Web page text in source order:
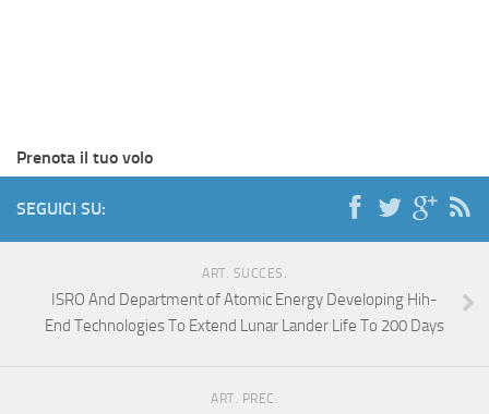
Prenota il tuo volo
SEGUICI SU:
ART. SUCCES.
ISRO And Department of Atomic Energy Developing Hih-
End Technologies To Extend Lunar Lander Life To 200 Days
ART. PREC.